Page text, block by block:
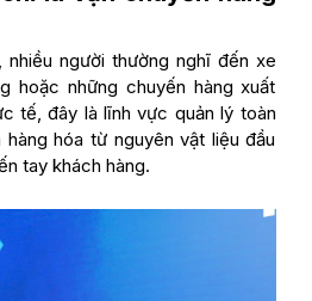
nhiều người thường nghĩ đến xe
hoặc những chuyến hàng xuất
tế, đây là lĩnh vực quản lý toàn
hóa từ nguyên vật liệu đầu
tay khách hàng.